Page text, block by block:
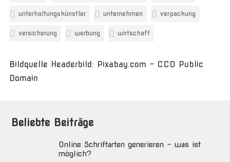
unterhaltungskünstler unternehmen verpackung
versicherung werbung wirtschaft
Bildquelle Headerbild: Pixabay.com - CC0 Public
Domain
Beliebte Beiträge
Online Schriftarten generieren – was ist
möglich?